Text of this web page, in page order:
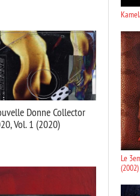
Donne Collector
Vol. 1 (2020)
Le
(2002)